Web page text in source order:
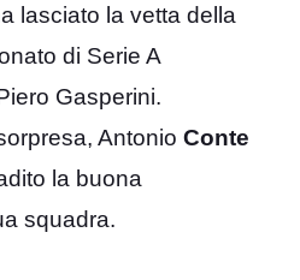
lasciato la vetta della
di Serie A
Gasperini.
Antonio Conte
la buona
squadra.